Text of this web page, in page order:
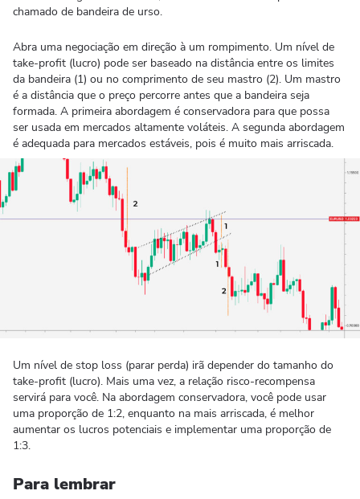
chamado de bandeira de urso.
Abra uma negociação em direção à um rompimento. Um nível de
take-profit (lucro) pode ser baseado na distância entre os limites
da bandeira (1) ou no comprimento de seu mastro (2). Um mastro
é a distância que o preço percorre antes que a bandeira seja
formada. A primeira abordagem é conservadora para que possa
ser usada em mercados altamente voláteis. A segunda abordagem
é adequada para mercados estáveis, pois é muito mais arriscada.
Um nível de stop loss (parar perda) irã depender do tamanho do
take-profit (lucro). Mais uma vez, a relação risco-recompensa
servirá para você. Na abordagem conservadora, você pode usar
uma proporção de 1:2, enquanto na mais arriscada, é melhor
aumentar os lucros potenciais e implementar uma proporção de
1:3.
Para lembrar